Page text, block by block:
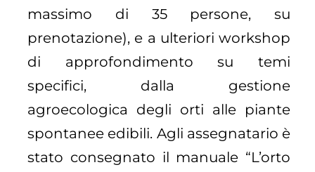
massimo di 35 persone, su
prenotazione), e a ulteriori workshop
di approfondimento su temi
specifici, dalla gestione
agroecologica degli orti alle piante
spontanee edibili. Agli assegnatario è
stato consegnato il manuale “L’orto